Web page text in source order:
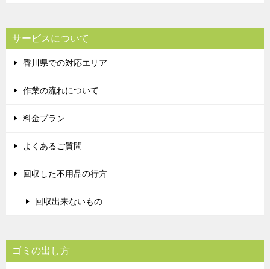
サービスについて
香川県での対応エリア
作業の流れについて
料金プラン
よくあるご質問
回収した不用品の行方
回収出来ないもの
ゴミの出し方